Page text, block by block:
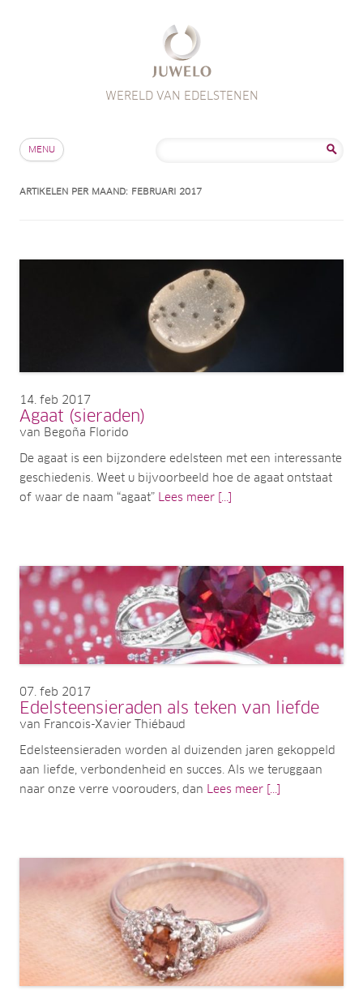
WERELD VAN EDELSTENEN
MENU
ARTIKELEN PER MAAND: FEBRUARI 2017
14 feb 2017
Agaat (sieraden)
van Begoña Florido
De agaat is een bijzondere edelsteen met een interessante
geschiedenis. Weet u bijvoorbeeld hoe de agaat ontstaat
of waar de naam “agaat”
Lees meer [...]
07 feb 2017
Edelsteensieraden als teken van liefde
van Francois-Xavier Thiébaud
Edelsteensieraden worden al duizenden jaren gekoppeld
aan liefde, verbondenheid en succes. Als we teruggaan
naar onze verre voorouders, dan Lees meer [...]